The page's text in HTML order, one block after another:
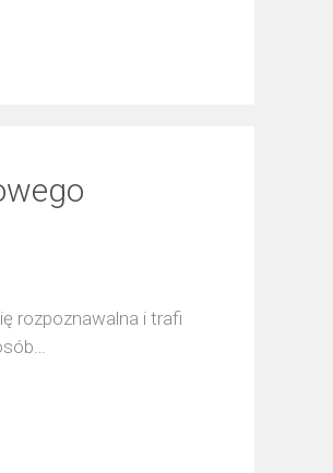
rozpoznawalna i trafi